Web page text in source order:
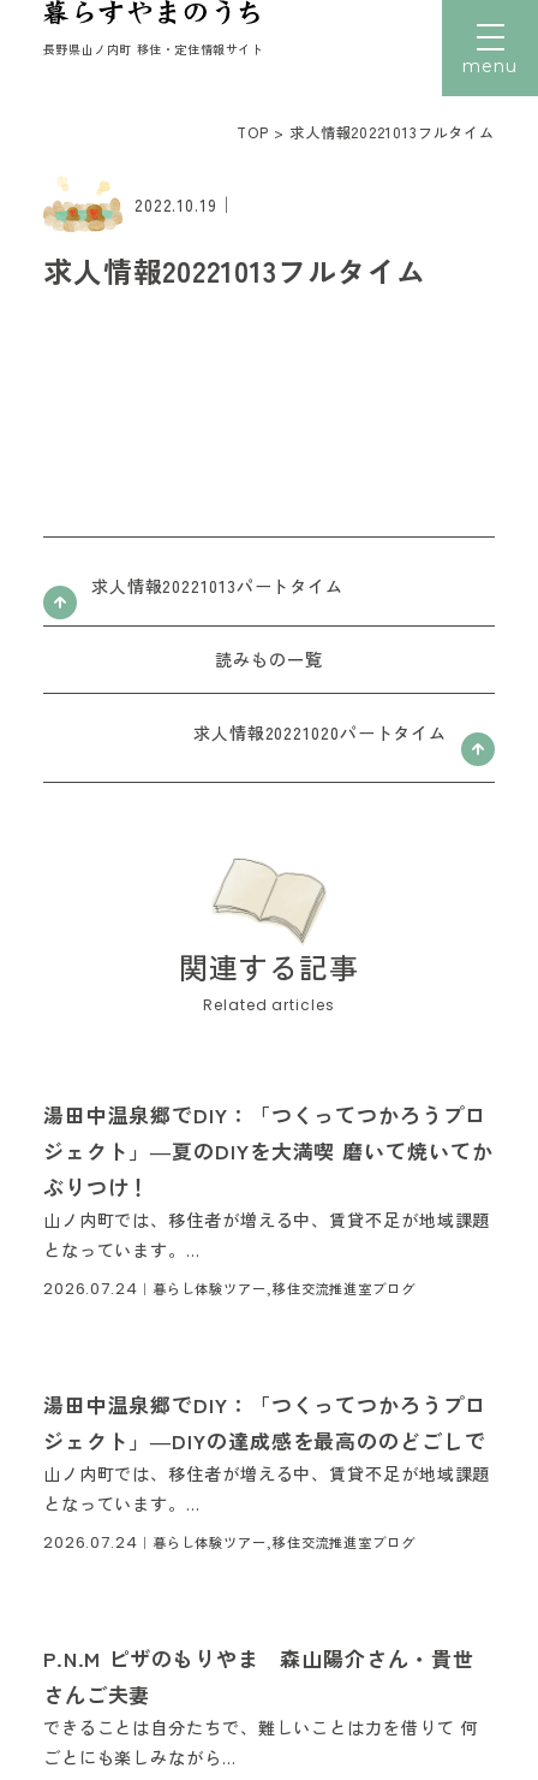
長野県山ノ内町 移住・定住情報サイト
小 中 大
働く
お問い合わせフォーム
menu
TOP > 求人情報20221013フルタイム
2022.10.19 ｜
求人情報20221013フルタイム
求人情報20221013パートタイム
読みもの一覧
求人情報20221020パートタイム
関連する記事
湯田中温泉郷でDIY：「つくってつかろうプロ
ジェクト」―夏のDIYを大満喫 磨いて焼いてか
ぶりつけ！
山ノ内町では、移住者が増える中、賃貸不足が地域課題
となっています。...
2026.07.24 ｜ 暮らし体験ツアー,移住交流推進室ブログ
湯田中温泉郷でDIY：「つくってつかろうプロ
ジェクト」―DIYの達成感を最高ののどごしで
山ノ内町では、移住者が増える中、賃貸不足が地域課題
となっています。...
2026.07.24 ｜ 暮らし体験ツアー,移住交流推進室ブログ
P.N.M ピザのもりやま 森山陽介さん・貴世
さんご夫妻
できることは自分たちで、難しいことは力を借りて 何
ごとにも楽しみながら...